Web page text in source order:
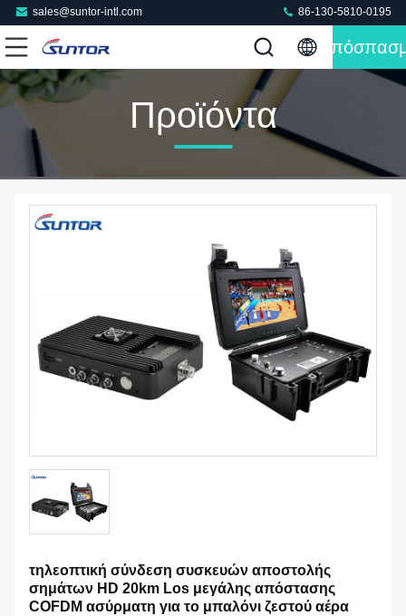
sales@suntor-intl.com 86-130-5810-0195
Προϊόντα
τηλεοπτική σύνδεση συσκευών αποστολής
σημάτων HD 20km Los μεγάλης απόστασης
COFDM ασύρματη για το μπαλόνι ζεστού αέρα